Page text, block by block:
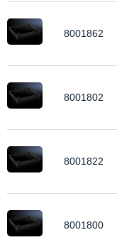
8001862
8001802
8001822
8001800